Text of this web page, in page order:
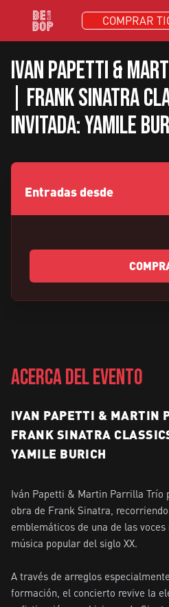
COMPRAR
Ivan Papetti &
| Frank Sinatra
Invitada: Yamile
Entradas desde
ACERCA DEL EVENTO
IVAN PAPETTI & MARTIN
FRANK SINATRA
YAMILE BURICH
Iván Papetti & Martin Parrilla Trío
obra de Frank Sinatra,
emblemáticos de una de las
música popular del siglo XX.
A través de arreglos
formación, el concierto revive la